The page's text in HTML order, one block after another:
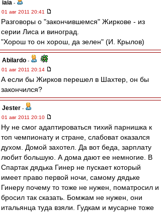
iaia -
01 авг 2011 20:41
Разговоры о "закончившемся" Жиркове - из
серии Лиса и виноград.
"Хорош то он хорош, да зелен" (И. Крылов)
Abilardo -
01 авг 2011 20:14
А если бы Жирков перешел в Шахтер, он бы
закончился?
Jester -
01 авг 2011 20:10
Ну не смог адаптироваться тихий парнишка к
топ чемпионату и стране, слабоват оказался
духом. Домой захотел. Да вот беда, зарплату
любит большую. А дома дают ее немногие. В
Спартак дядька Гинер не пускает который
имеет право первой ночи, самому дядьке
Гинеру почему то тоже не нужен, поматросил и
бросил так сказать. Бомжам не нужен, они
итальянца туда взяли. Гудкам и мусарне тоже